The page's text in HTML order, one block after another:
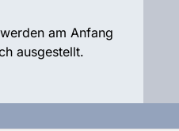
am Anfang
ausgestellt.